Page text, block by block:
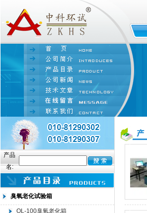
产品
名:
臭氧老化试验箱
QL-100臭氧老化箱